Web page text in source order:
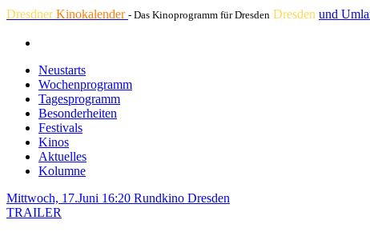
DresdnerKinokalender - Das Kinoprogramm für Dresden Dresden und
Neustarts
Wochenprogramm
Tagesprogramm
Besonderheiten
Festivals
Kinos
Aktuelles
Kolumne
Mittwoch, 17.Juni 16:20 Rundkino Dresden
TRAILER